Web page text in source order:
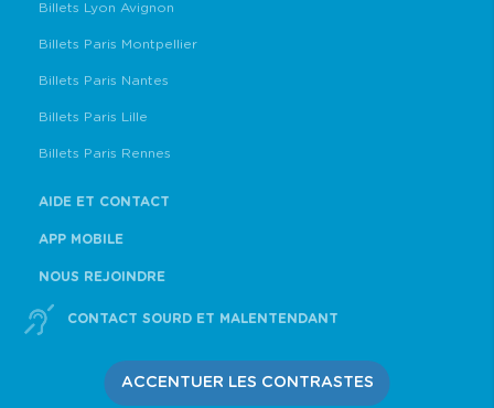
Billets Lyon Avignon
Billets Paris Montpellier
Billets Paris Nantes
Billets Paris Lille
Billets Paris Rennes
AIDE ET CONTACT
APP MOBILE
NOUS REJOINDRE
CONTACT SOURD ET MALENTENDANT
ACCENTUER LES CONTRASTES